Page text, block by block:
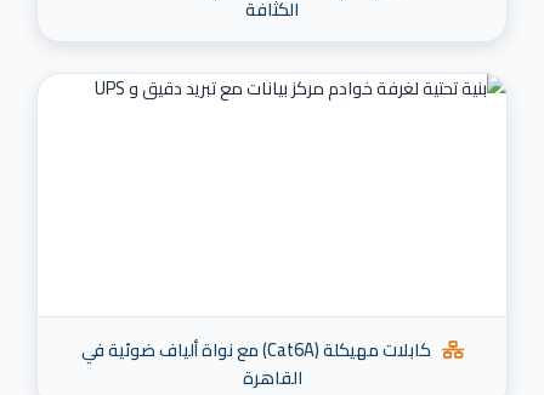
الكثافة
كابلات مهيكلة (Cat6A) مع نواة ألياف ضوئية في
القاهرة